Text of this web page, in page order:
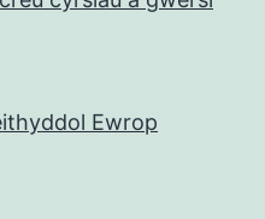
Ewrop